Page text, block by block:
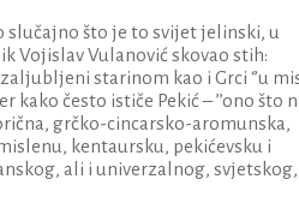
slučajno što je to svijet jelinski, u
Vojislav Vulanović skovao stih:
zaljubljeni starinom kao i Grci ‘’u
često ističe Pekić – ’’ono što
grčko-cincarsko-aromunska,
kentaursku, pekićevsku i
ali i univerzalnog, svjetskog,